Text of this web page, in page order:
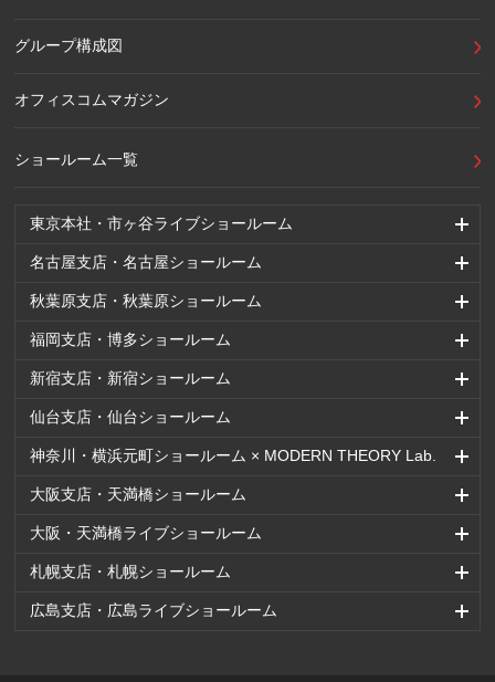
東京本社・市ヶ谷ライブショールーム
名古屋支店・名古屋ショールーム
秋葉原支店・秋葉原ショールーム
福岡支店・博多ショールーム
新宿支店・新宿ショールーム
仙台支店・仙台ショールーム
神奈川・横浜元町ショールーム × MODERN THEORY Lab.
大阪支店・天満橋ショールーム
大阪・天満橋ライブショールーム
札幌支店・札幌ショールーム
広島支店・広島ライブショールーム
グループ構成図
オフィスコムマガジン
ショールーム一覧